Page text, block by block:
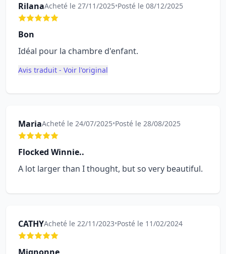
RilanaAcheté le 27/11/2025•Posté le 08/12/2025
Bon
Idéal pour la chambre d'enfant.
Avis traduit - Voir l'original
MariaAcheté le 24/07/2025•Posté le 28/08/2025
Flocked Winnie..
A lot larger than I thought, but so very beautiful.
CATHYAcheté le 22/11/2023•Posté le 11/02/2024